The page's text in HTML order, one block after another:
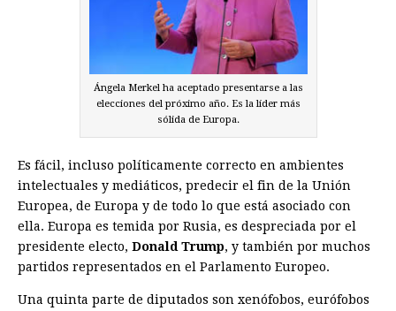
Ángela Merkel ha aceptado presentarse a las
elecciones del próximo año. Es la líder más
sólida de Europa.
Es fácil, incluso políticamente correcto en ambientes
intelectuales y mediáticos, predecir el fin de la Unión
Europea, de Europa y de todo lo que está asociado con
ella. Europa es temida por Rusia, es despreciada por el
presidente electo, Donald Trump, y también por muchos
partidos representados en el Parlamento Europeo.
Una quinta parte de diputados son xenófobos, eurófobos